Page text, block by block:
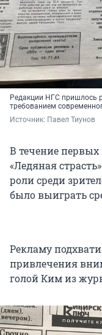
Редакции НГС пришлось
требованием
Источник: Павел Тиунов
В течение первых
«Ледяная
роли среди
было выиграть
Рекламу
привлечения
голой Ким из